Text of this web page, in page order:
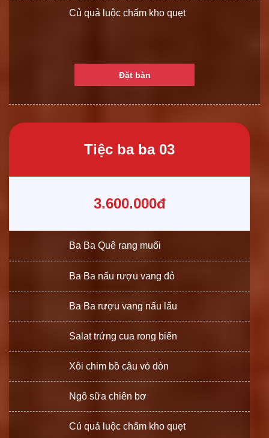
Củ quả luộc chấm kho quẹt
Đặt bàn
Tiệc ba ba 03
3.600.000đ
Ba Ba Quê rang muối
Ba Ba nấu rượu vang đỏ
Ba Ba rượu vang nấu lẩu
Salat trứng cua rong biển
Xôi chim bồ câu vỏ dòn
Ngô sữa chiên bơ
Củ quả luộc chấm kho quẹt